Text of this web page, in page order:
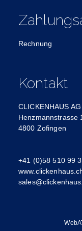
Rechnung
Kontakt
CLICKENHAUS AG
Henzmannstrasse
4800 Zofingen
+41 (0)58 510 99